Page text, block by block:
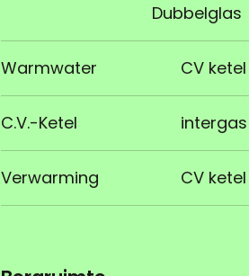
Dubbelglas
Warmwater CV ketel
C.V.-Ketel intergas
Verwarming CV ketel